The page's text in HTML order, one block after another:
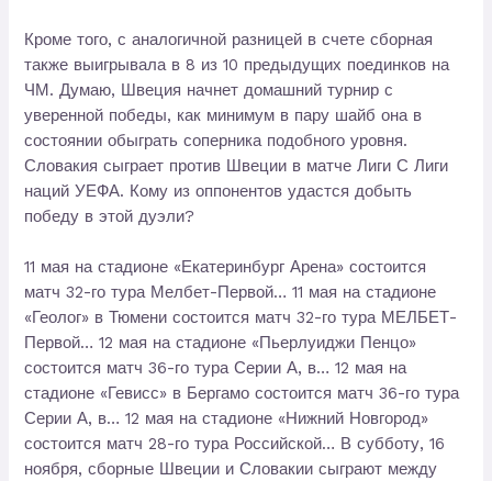
Кроме того, с аналогичной разницей в счете сборная
также выигрывала в 8 из 10 предыдущих поединков на
ЧМ. Думаю, Швеция начнет домашний турнир с
уверенной победы, как минимум в пару шайб она в
состоянии обыграть соперника подобного уровня.
Словакия сыграет против Швеции в матче Лиги С Лиги
наций УЕФА. Кому из оппонентов удастся добыть
победу в этой дуэли?
11 мая на стадионе «Екатеринбург Арена» состоится
матч 32-го тура Мелбет-Первой… 11 мая на стадионе
«Геолог» в Тюмени состоится матч 32-го тура МЕЛБЕТ-
Первой… 12 мая на стадионе «Пьерлуиджи Пенцо»
состоится матч 36-го тура Серии А, в… 12 мая на
стадионе «Гевисс» в Бергамо состоится матч 36-го тура
Серии А, в… 12 мая на стадионе «Нижний Новгород»
состоится матч 28-го тура Российской… В субботу, 16
ноября, сборные Швеции и Словакии сыграют между